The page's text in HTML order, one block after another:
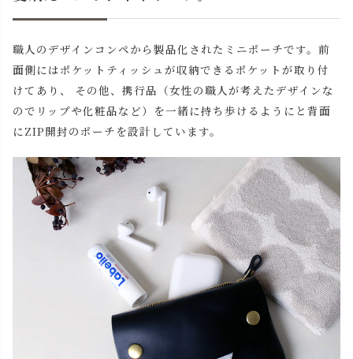
職人のデザインコンペから製品化されたミニポーチです。前
面側にはポケットティッシュが収納できるポケットが取り付
けてあり、 その他、携行品（女性の職人が考えたデザインな
のでリップや化粧品など）を一緒に持ち歩けるようにと背面
にZIP開封のポーチを設計しています。